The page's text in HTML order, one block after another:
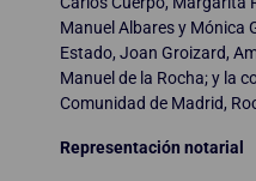
Manuel Albares y Mónica
Estado, Joan Groizard,
Manuel de la Rocha; y la
Comunidad de Madrid,
Representación notarial